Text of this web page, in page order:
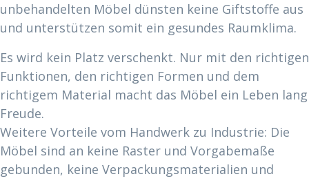
unbehandelten Möbel dünsten keine Giftstoffe aus
und unterstützen somit ein gesundes Raumklima.
Es wird kein Platz verschenkt. Nur mit den richtigen
Funktionen, den richtigen Formen und dem
richtigem Material macht das Möbel ein Leben lang
Freude.
Weitere Vorteile vom Handwerk zu Industrie: Die
Möbel sind an keine Raster und Vorgabemaße
gebunden, keine Verpackungsmaterialien und